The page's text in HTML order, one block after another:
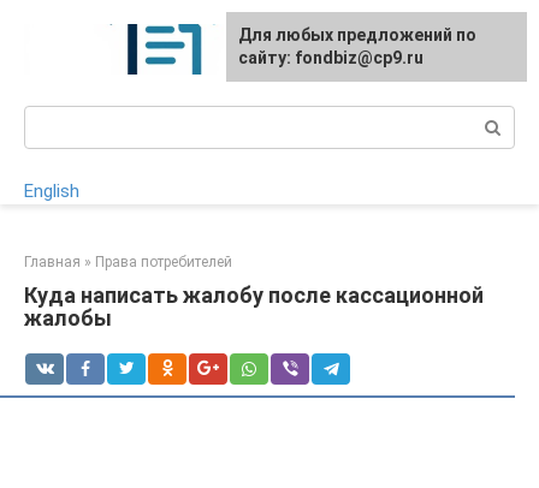
English
Главная » Права потребителей
Куда написать жалобу после кассационной
жалобы
Для любых предложений по
сайту: fondbiz@cp9.ru